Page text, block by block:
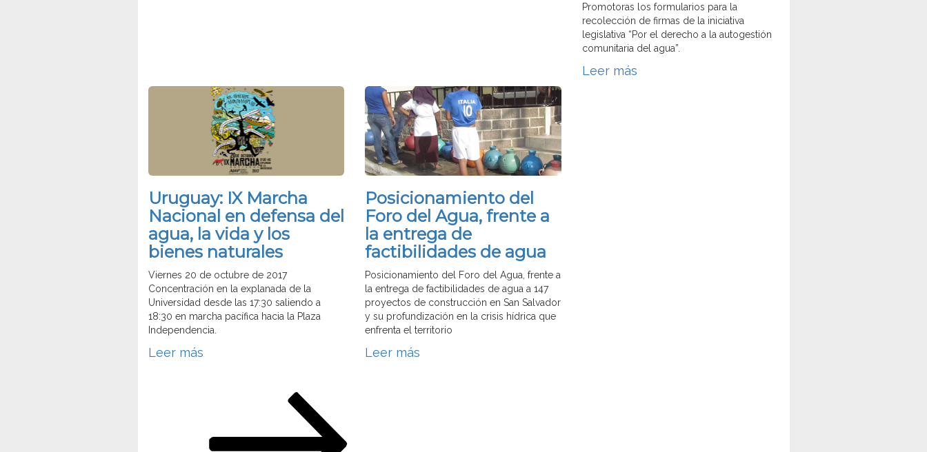
Promotoras los formularios para la
recolección de firmas de la iniciativa
legislativa “Por el derecho a la autogestión
comunitaria del agua”.
Leer más
Uruguay: IX Marcha
Nacional en defensa del
agua, la vida y los
bienes naturales
Viernes 20 de octubre de 2017
Concentración en la explanada de la
Universidad desde las 17:30 saliendo a
18:30 en marcha pacífica hacia la Plaza
Independencia.
Leer más
Posicionamiento del
Foro del Agua, frente a
la entrega de
factibilidades de agua
Posicionamiento del Foro del Agua, frente a
la entrega de factibilidades de agua a 147
proyectos de construcción en San Salvador
y su profundización en la crisis hídrica que
enfrenta el territorio
Leer más